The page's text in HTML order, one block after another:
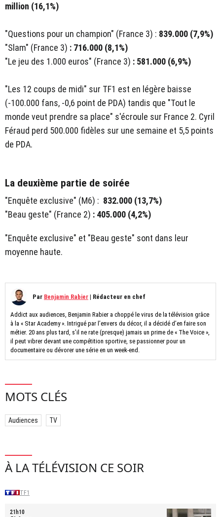
million (16,1%)
"Questions pour un champion" (France 3) : 839.000 (7,9%)
"Slam" (France 3) : 716.000 (8,1%)
"Le jeu des 1.000 euros" (France 3) : 581.000 (6,9%)
"Les 12 coups de midi" sur TF1 est en légère baisse
(-100.000 fans, -0,6 point de PDA) tandis que "Tout le
monde veut prendre sa place" s'écroule sur France 2. Cyril
Féraud perd 500.000 fidèles sur une semaine et 5,5 points
de PDA.
La deuxième partie de soirée
"Enquête exclusive" (M6) : 832.000 (13,7%)
"Beau geste" (France 2) : 405.000 (4,2%)
"Enquête exclusive" et "Beau geste" sont dans leur
moyenne haute.
Par Benjamin Rabier | Rédacteur en chef
Addict aux audiences, Benjamin Rabier a choppé le virus de la télévision grâce
à la « Star Academy ». Intrigué par l’envers du décor, il a décidé d’en faire son
métier. 20 ans plus tard, s’il ne rate (presque) jamais un prime de « The Voice »,
il peut vibrer devant une compétition sportive, se passionner pour un
documentaire ou dévorer une série en un week-end.
MOTS CLÉS
Audiences TV
À LA TÉLÉVISION CE SOIR
TF1
21h10